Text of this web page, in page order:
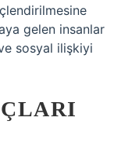
gelen insanlar
sosyal ilişkiyi